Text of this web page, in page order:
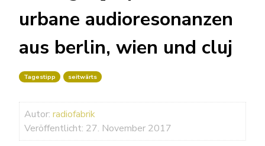
urbane audioresonanzen
aus berlin, wien und cluj
Tagestipp seitwärts
Autor: radiofabrik
Veröffentlicht: 27. November 2017